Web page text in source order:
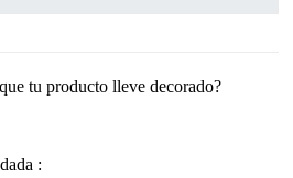
tu producto lleve decorado?
: